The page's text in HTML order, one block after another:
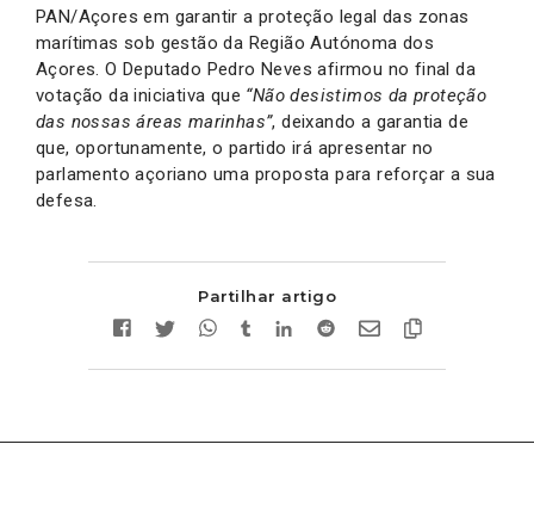
PAN/Açores em garantir a proteção legal das zonas
marítimas sob gestão da Região Autónoma dos
Açores. O Deputado Pedro Neves afirmou no final da
votação da iniciativa que “Não desistimos da proteção
das nossas áreas marinhas”, deixando a garantia de
que, oportunamente, o partido irá apresentar no
parlamento açoriano uma proposta para reforçar a sua
defesa.
Partilhar artigo